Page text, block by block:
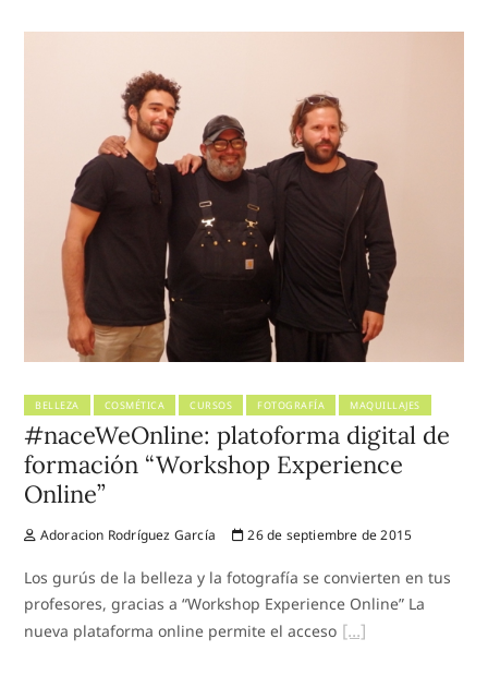
BELLEZA COSMÉTICA CURSOS FOTOGRAFÍA MAQUILLAJES
#naceWeOnline: platoforma digital de
formación “Workshop Experience
Online”
Adoracion Rodríguez García 26 de septiembre de 2015
Los gurús de la belleza y la fotografía se convierten en tus
profesores, gracias a “Workshop Experience Online” La
nueva plataforma online permite el acceso